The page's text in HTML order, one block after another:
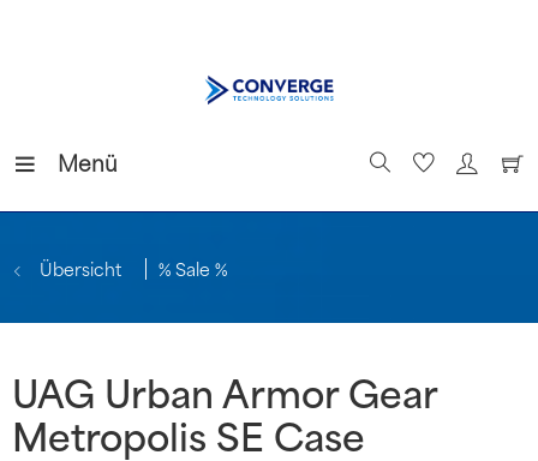
Menü
Übersicht % Sale %
UAG Urban Armor Gear
Metropolis SE Case